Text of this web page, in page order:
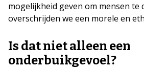
mogelijkheid geven om mensen te
overschrijden we een morele en
Is dat niet alleen een
onderbuikgevoel?